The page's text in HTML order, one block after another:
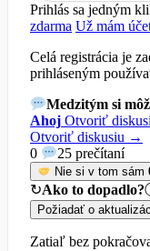
Prihlás sa jedným
zdarma Už mám
Celá registrácia je
prihláseným
Medzitým si
Ahoj Otvoriť
Otvoriť diskusiu →
0
25 prečítaní
Nie si v tom sám
↻Ako to dopadlo?
Požiadať o
Zatiaľ bez